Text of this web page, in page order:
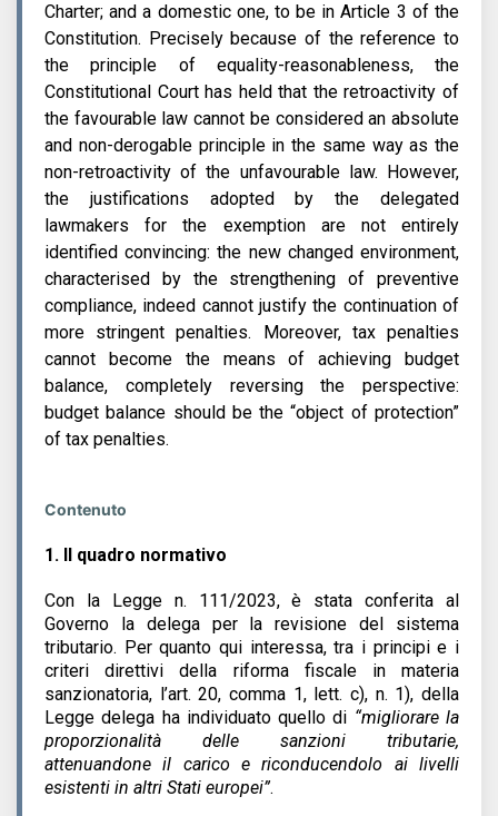
Charter; and a domestic one, to be in Article 3 of the
Constitution. Precisely because of the reference to
the principle of equality-reasonableness, the
Constitutional Court has held that the retroactivity of
the favourable law cannot be considered an absolute
and non-derogable principle in the same way as the
non-retroactivity of the unfavourable law. However,
the justifications adopted by the delegated
lawmakers for the exemption are not entirely
identified convincing: the new changed environment,
characterised by the strengthening of preventive
compliance, indeed cannot justify the continuation of
more stringent penalties. Moreover, tax penalties
cannot become the means of achieving budget
balance, completely reversing the perspective:
budget balance should be the “object of protection”
of tax penalties.
Contenuto
1. Il quadro normativo
Con la Legge n. 111/2023, è stata conferita al
Governo la delega per la revisione del sistema
tributario. Per quanto qui interessa, tra i principi e i
criteri direttivi della riforma fiscale in materia
sanzionatoria, l’art. 20, comma 1, lett. c), n. 1), della
Legge delega ha individuato quello di “migliorare la
proporzionalità delle sanzioni tributarie,
attenuandone il carico e riconducendolo ai livelli
esistenti in altri Stati europei”.